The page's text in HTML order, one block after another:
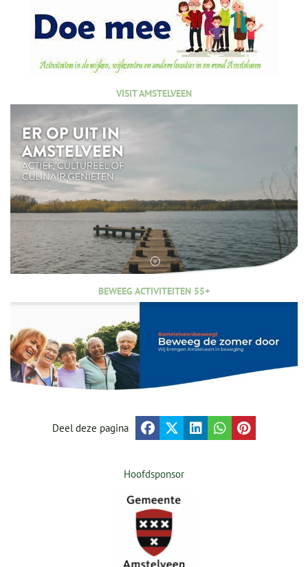
VISIT AMSTELVEEN
BEWEEG ACTIVITEITEN 55+
Deel deze pagina
Hoofdsponsor